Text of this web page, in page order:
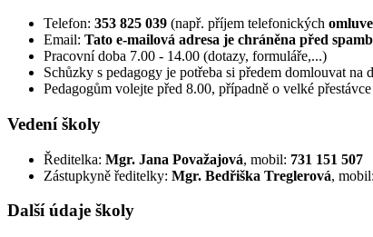
Telefon: 353 825 039 (např. příjem telefonických
Email: Tato e-mailová adresa je chráněna před
Pracovní doba 7.00 - 14.00 (dotazy, formuláře,...)
Schůzky s pedagogy je potřeba si předem domlouvat
Pedagogům volejte před 8.00, případně o velké
Vedení školy
Ředitelka: Mgr. Jana Považajová, mobil: 731 151 507
Zástupkyně ředitelky: Mgr. Bedřiška Treglerová, mobil:
Další údaje školy